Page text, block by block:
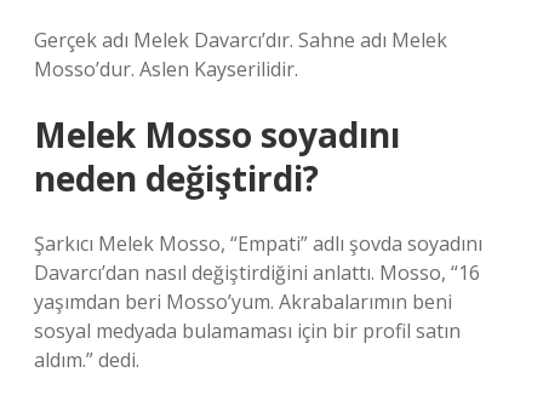
Gerçek adı Melek Davarcı’dır. Sahne adı Melek
Mosso’dur. Aslen Kayserilidir.
Melek Mosso soyadını
neden değiştirdi?
Şarkıcı Melek Mosso, “Empati” adlı şovda soyadını
Davarcı’dan nasıl değiştirdiğini anlattı. Mosso, “16
yaşımdan beri Mosso’yum. Akrabalarımın beni
sosyal medyada bulamaması için bir profil satın
aldım.” dedi.